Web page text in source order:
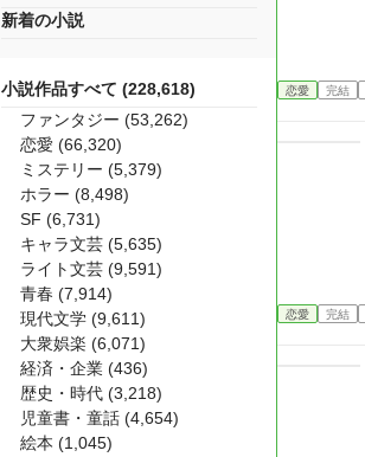
恋愛 完結
恋愛 完結
新着の小説
小説作品すべて (228,618)
ファンタジー (53,262)
恋愛 (66,320)
ミステリー (5,379)
ホラー (8,498)
SF (6,731)
キャラ文芸 (5,635)
ライト文芸 (9,591)
青春 (7,914)
現代文学 (9,611)
大衆娯楽 (6,071)
経済・企業 (436)
歴史・時代 (3,218)
児童書・童話 (4,654)
絵本 (1,045)